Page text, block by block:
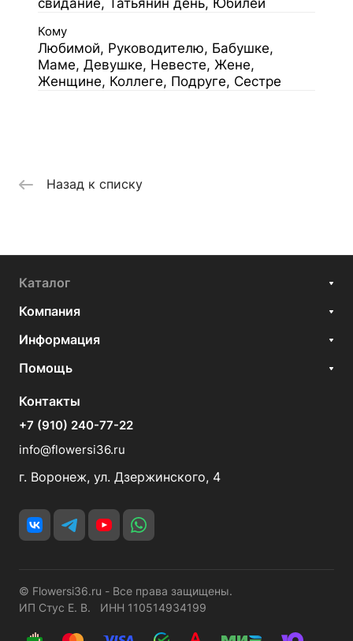
свидание, Татьянин день, Юбилей
Кому
Любимой, Руководителю, Бабушке,
Маме, Девушке, Невесте, Жене,
Женщине, Коллеге, Подруге, Сестре
Назад к списку
Каталог
Компания
Информация
Помощь
Контакты
+7 (910) 240-77-22
info@flowersi36.ru
г. Воронеж, ул. Дзержинского, 4
© Flowersi36.ru - Все права защищены.
ИП Стус Е. В. ИНН 110514934199